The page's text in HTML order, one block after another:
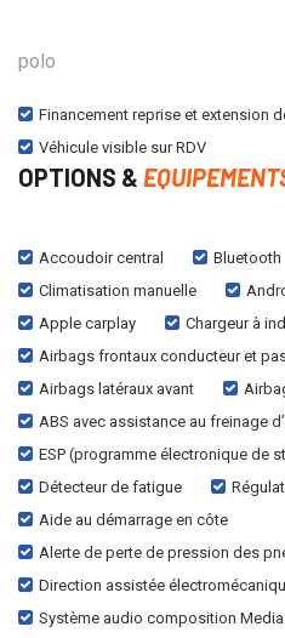
polo
Financement reprise et extension
Véhicule visible sur RDV
OPTIONS &
Accoudoir central Bluetooth
Climatisation manuelle
Apple carplay
Chargeur à
Airbags frontaux conducteur et
Airbags latéraux avant
ABS avec assistance au freinage
ESP (programme électronique de
Détecteur de fatigue
Aide au démarrage en côte
Alerte de perte de pression des
Direction assistée
Système audio composition